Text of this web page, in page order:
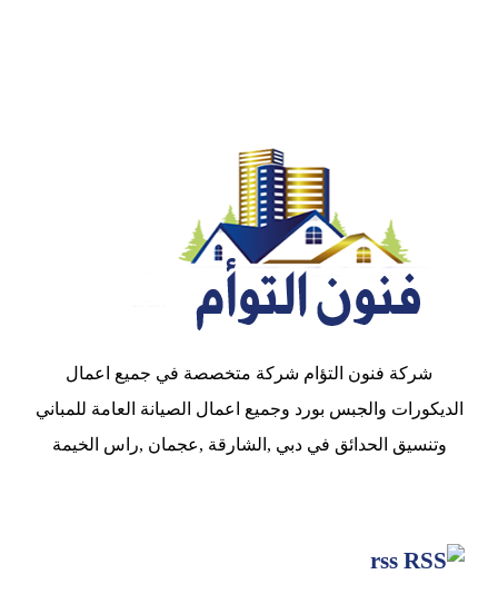
شركة فنون التؤام شركة متخصصة في جميع اعمال
الديكورات والجبس بورد وجميع اعمال الصيانة العامة للمباني
وتنسيق الحدائق في دبي ,الشارقة ,عجمان ,راس الخيمة
rss